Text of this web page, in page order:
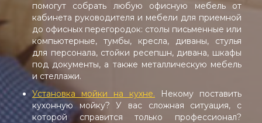
помогут собрать любую офисную мебель от
кабинета руководителя и мебели для приемной
до офисных перегородок: столы письменные или
компьютерные, тумбы, кресла, диваны, стулья
для персонала, стойки ресепшн, дивана, шкафы
под документы, а также металлическую мебель
и стеллажи.
Установка мойки на кухне. Некому поставить
кухонную мойку? У вас сложная ситуация, с
которой справится только профессионал?